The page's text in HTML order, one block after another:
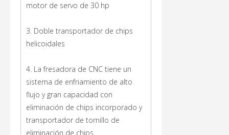
motor de servo de 30 hp
3. Doble transportador de chips
helicoidales
4. La fresadora de CNC tiene un
sistema de enfriamiento de alto
flujo y gran capacidad con
eliminación de chips incorporado y
transportador de tornillo de
eliminación de chips